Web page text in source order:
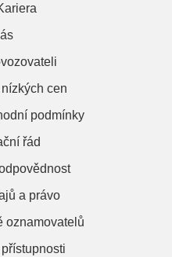
cen
podmínky
řád
a právo
oznamovatelů